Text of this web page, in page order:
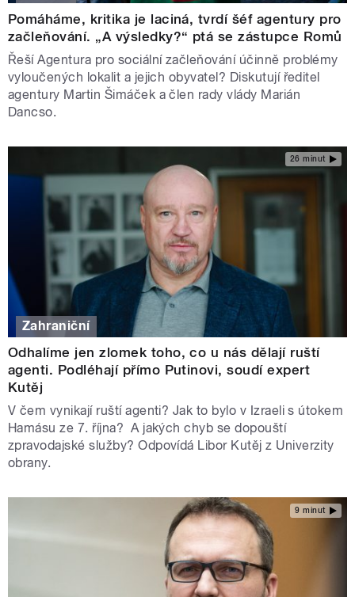
Pomáháme, kritika je laciná, tvrdí šéf agentury pro
začleňování. „A výsledky?“ ptá se zástupce Romů
Řeší Agentura pro sociální začleňování účinně problémy
vyloučených lokalit a jejich obyvatel? Diskutují ředitel
agentury Martin Šimáček a člen rady vlády Marián
Dancso.
26 minut
Zahraniční
Odhalíme jen zlomek toho, co u nás dělají ruští
agenti. Podléhají přímo Putinovi, soudí expert
Kutěj
V čem vynikají ruští agenti? Jak to bylo v Izraeli s útokem
Hamásu ze 7. října? A jakých chyb se dopouští
zpravodajské služby? Odpovídá Libor Kutěj z Univerzity
obrany.
9 minut